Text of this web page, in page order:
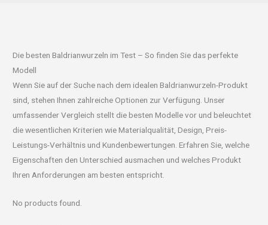
Die besten Baldrianwurzeln im Test – So finden Sie das perfekte
Modell
Wenn Sie auf der Suche nach dem idealen Baldrianwurzeln-Produkt
sind, stehen Ihnen zahlreiche Optionen zur Verfügung. Unser
umfassender Vergleich stellt die besten Modelle vor und beleuchtet
die wesentlichen Kriterien wie Materialqualität, Design, Preis-
Leistungs-Verhältnis und Kundenbewertungen. Erfahren Sie, welche
Eigenschaften den Unterschied ausmachen und welches Produkt
Ihren Anforderungen am besten entspricht.
No products found.